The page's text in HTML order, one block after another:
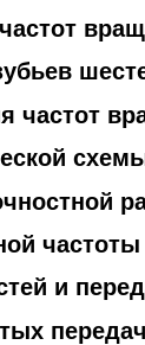
частот
и
передач